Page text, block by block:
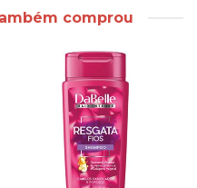
comprou